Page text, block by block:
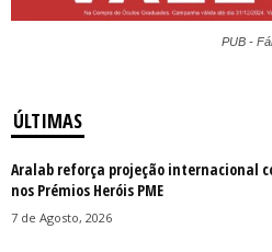
PUB -
ÚLTIMAS
Aralab reforça projeção internacional
nos Prémios Heróis PME
7 de Agosto, 2026